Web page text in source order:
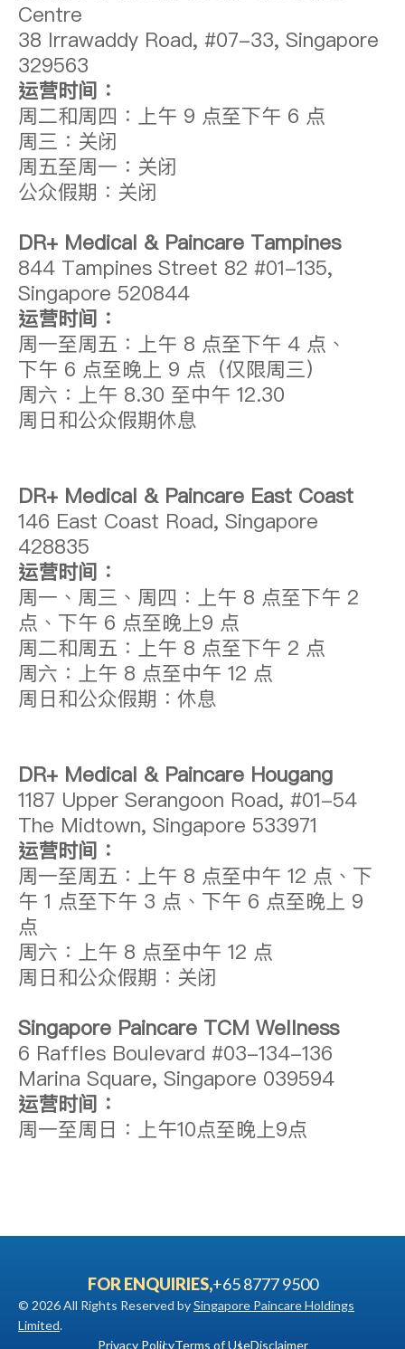
Centre
38 Irrawaddy Road, #07-33, Singapore
329563
运营时间：
周二和周四：上午 9 点至下午 6 点
周三：关闭
周五至周一：关闭
公众假期：关闭
DR+ Medical & Paincare Tampines
844 Tampines Street 82 #01-135,
Singapore 520844
运营时间：
周一至周五：上午 8 点至下午 4 点、
下午 6 点至晚上 9 点（仅限周三）
周六：上午 8.30 至中午 12.30
周日和公众假期休息
DR+ Medical & Paincare East Coast
146 East Coast Road, Singapore
428835
运营时间：
周一、周三、周四：上午 8 点至下午 2
点、下午 6 点至晚上9 点
周二和周五：上午 8 点至下午 2 点
周六：上午 8 点至中午 12 点
周日和公众假期：休息
DR+ Medical & Paincare Hougang
1187 Upper Serangoon Road, #01-54
The Midtown, Singapore 533971
运营时间：
周一至周五：上午 8 点至中午 12 点、下
午 1 点至下午 3 点、下午 6 点至晚上 9
点
周六：上午 8 点至中午 12 点
周日和公众假期：关闭
Singapore Paincare TCM Wellness
6 Raffles Boulevard #03-134-136
Marina Square, Singapore 039594
运营时间：
周一至周日：上午10点至晚上9点
FOR ENQUIRIES,+65 8777 9500
© 2026 All Rights Reserved bySingapore Paincare Holdings
Limited.
Privacy PolicyTerms of UseDisclaimer